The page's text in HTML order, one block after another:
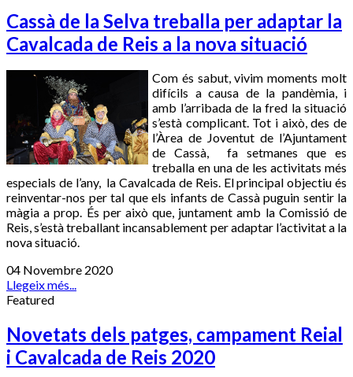
Cassà de la Selva treballa per adaptar la
Cavalcada de Reis a la nova situació
Com és sabut, vivim moments molt
difícils a causa de la pandèmia, i
amb l’arribada de la fred la situació
s’està complicant. Tot i això, des de
l’Àrea de Joventut de l’Ajuntament
de Cassà, fa setmanes que es
treballa en una de les activitats més
especials de l’any, la Cavalcada de Reis. El principal objectiu és
reinventar-nos per tal que els infants de Cassà puguin sentir la
màgia a prop. És per això que, juntament amb la Comissió de
Reis, s’està treballant incansablement per adaptar l’activitat a la
nova situació.
04 Novembre 2020
Llegeix més...
Featured
Novetats dels patges, campament Reial
i Cavalcada de Reis 2020